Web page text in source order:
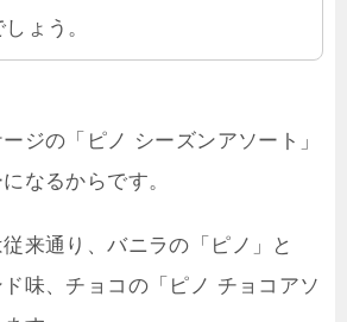
ょう。
ジの「ピノ シーズンアソート」
なるからです。
来通り、バニラの「ピノ」と
味、チョコの「ピノ チョコアソ